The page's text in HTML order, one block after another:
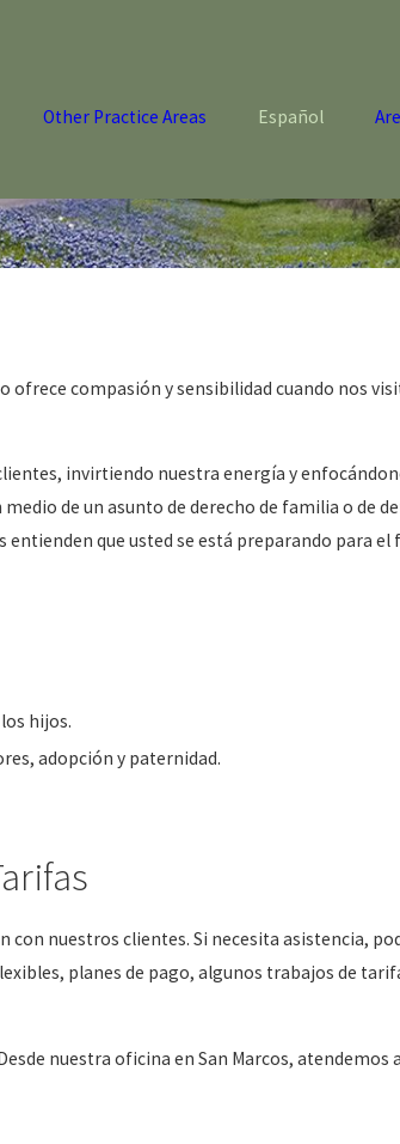
Other Practice Areas Español
ofrece compasión y sensibilidad cuando nos
invirtiendo nuestra energía y
de un asunto de derecho de familia o de
que usted se está preparando para el
hijos.
adopción y paternidad.
nuestros clientes. Si necesita asistencia,
planes de pago, algunos trabajos de
nuestra oficina en San Marcos,